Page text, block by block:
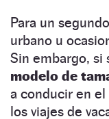
Para un
urbano u
Sin embargo, si
modelo de
a conducir en el
los viajes de